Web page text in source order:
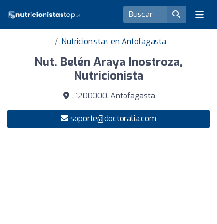
Nutricionistas en Antofagasta
Nut. Belén Araya Inostroza,
Nutricionista
, 1200000, Antofagasta
soporte@doctoralia.com